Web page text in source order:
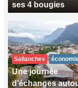
ses 4 bougies
Sallanches
Une journée
d’échanges